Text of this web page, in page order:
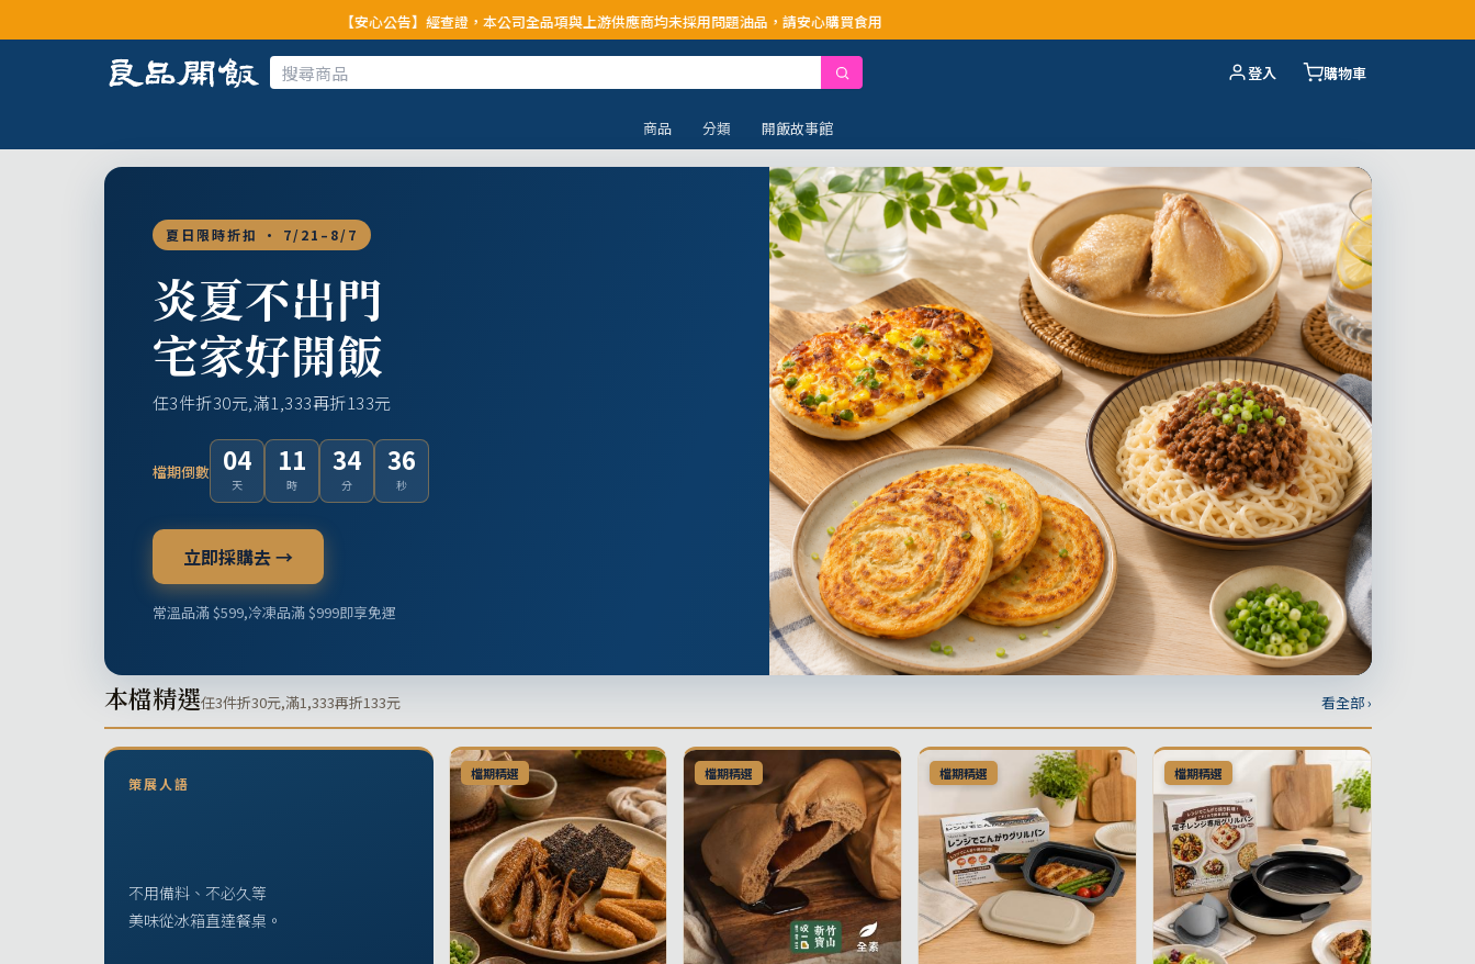
【安心公告】經查證，本公司全品項與上游供應商均未採用問題油品，請安心購買食用
登入 購物車
商品 分類 開飯故事館
夏日限時折扣 · 7/21–8/7
炎夏不出門
宅家好開飯
任3件折30元,滿1,333再折133元
檔期倒數 04
天
11
時
34
分
34
秒
立即採購去 →
常溫品滿 $599,冷凍品滿 $999即享免運
本檔精選任3件折30元,滿1,333再折133元 看全部 ›
策展人語
不用備料、不必久等
美味從冰箱直達餐桌。
檔期精選 檔期精選 檔期精選 檔期精選